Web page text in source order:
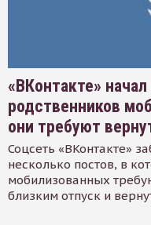
«ВКонтакте»
родственников
они требуют
Соцсеть «ВКонтакте»
несколько постов, в
мобилизованных
близким отпуск и